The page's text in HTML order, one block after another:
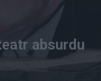
absurdu